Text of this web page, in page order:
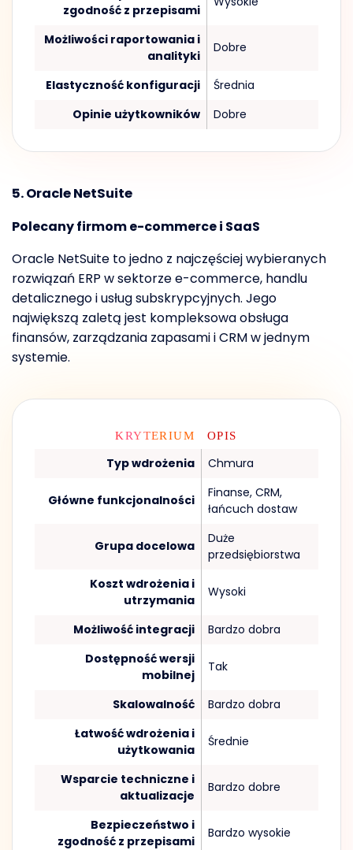
zgodność z przepisami
Możliwości raportowania i
analityki
Dobre
Elastyczność konfiguracji
Średnia
Opinie użytkowników
Dobre
5. Oracle NetSuite
Polecany firmom e-commerce i SaaS
Oracle NetSuite to jedno z najczęściej wybieranych
rozwiązań ERP w sektorze e-commerce, handlu
detalicznego i usług subskrypcyjnych. Jego
największą zaletą jest kompleksowa obsługa
finansów, zarządzania zapasami i CRM w jednym
systemie.
KRYTERIUM OPIS
Typ wdrożenia Chmura
Główne funkcjonalności
Finanse, CRM,
łańcuch dostaw
Grupa docelowa
Duże
przedsiębiorstwa
Koszt wdrożenia i
utrzymania
Wysoki
Możliwość integracji
Bardzo dobra
Dostępność wersji
mobilnej
Tak
Skalowalność
Bardzo dobra
Łatwość wdrożenia i
użytkowania
Średnie
Wsparcie techniczne i
aktualizacje
Bardzo dobre
Bezpieczeństwo i
zgodność z przepisami
Bardzo wysokie